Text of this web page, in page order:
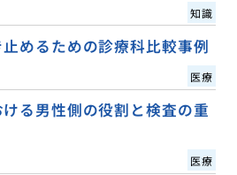
知識
めるための診療科比較事例
医療
る男性側の役割と検査の重
医療